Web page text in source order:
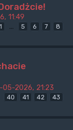
11:49
1 … 5 6 7 8
05-2026, 21:23
40 41 42 43